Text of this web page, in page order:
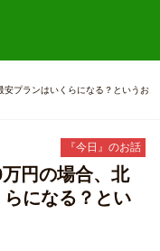
プランはいくらになる？というお
『今日』のお話
円の場合、北
になる？とい